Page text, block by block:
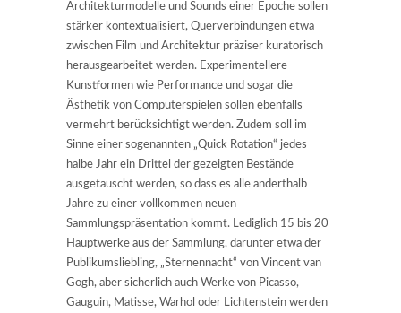
Architekturmodelle und Sounds einer Epoche sollen
stärker kontextualisiert, Querverbindungen etwa
zwischen Film und Architektur präziser kuratorisch
herausgearbeitet werden. Experimentellere
Kunstformen wie Performance und sogar die
Ästhetik von Computerspielen sollen ebenfalls
vermehrt berücksichtigt werden. Zudem soll im
Sinne einer sogenannten „Quick Rotation“ jedes
halbe Jahr ein Drittel der gezeigten Bestände
ausgetauscht werden, so dass es alle anderthalb
Jahre zu einer vollkommen neuen
Sammlungspräsentation kommt. Lediglich 15 bis 20
Hauptwerke aus der Sammlung, darunter etwa der
Publikumsliebling, „Sternennacht“ von Vincent van
Gogh, aber sicherlich auch Werke von Picasso,
Gauguin, Matisse, Warhol oder Lichtenstein werden